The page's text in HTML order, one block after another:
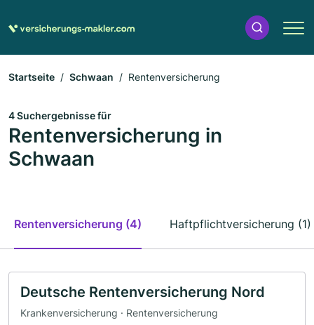
Startseite Schwaan Rentenversicherung
4 Suchergebnisse für
Rentenversicherung in
Schwaan
Rentenversicherung (4) Haftpflichtversicherung (1)
Deutsche Rentenversicherung Nord
Krankenversicherung · Rentenversicherung